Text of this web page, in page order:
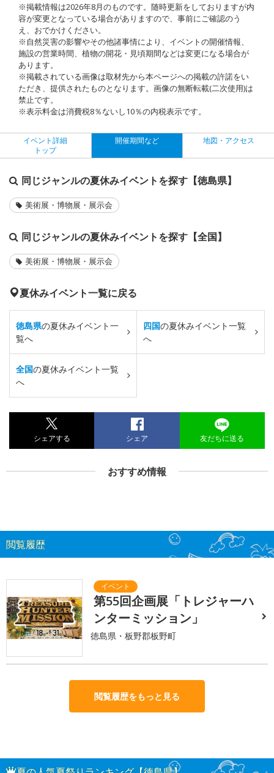
※掲載情報は2026年8月のものです。随時更新をしておりますが内
容が変更となっている場合がありますので、事前にご確認のう
え、おでかけください。
※自然災害の影響やその他諸事情により、イベントの開催情報、
施設の営業時間、植物の開花・見頃期間などは変更になる場合が
あります。
※掲載されている画像は取材先から本ページへの掲載の許諾をい
ただき、提供されたものとなります。画像の無断転載(二次使用)は
禁止です。
※表示料金は消費税8％ないし10％の内税表示です。
イベント詳細
トップ
開催期間など 地図・アクセス
同じジャンルの夏休みイベントを探す【徳島県】
美術展・博物展・展示会
同じジャンルの夏休みイベントを探す【全国】
美術展・博物展・展示会
夏休みイベント一覧に戻る
徳島県の夏休みイベント一
覧へ
四国の夏休みイベント一覧
へ
全国の夏休みイベント一覧
へ
シェアする シェア 友だちに送る
おすすめ情報
閲覧履歴
第55回企画展「トレジャーハ
ンターミッション」
徳島県・板野郡板野町
閲覧履歴をもっと見る